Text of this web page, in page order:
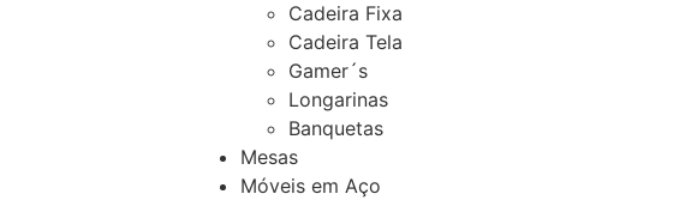
Cadeira Fixa
Cadeira Tela
Gamer´s
Longarinas
Banquetas
Mesas
Móveis em Aço